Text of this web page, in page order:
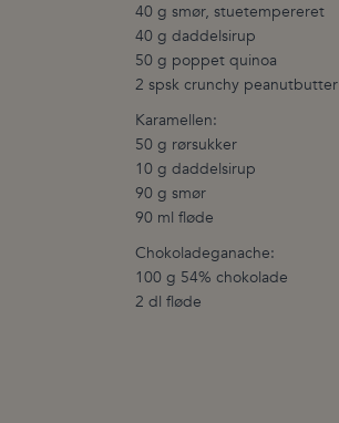
40 g smør, stuetempereret
40 g daddelsirup
50 g poppet quinoa
2 spsk crunchy peanutbutter
Karamellen:
50 g rørsukker
10 g daddelsirup
90 g smør
90 ml fløde
Chokoladeganache:
100 g 54% chokolade
2 dl fløde